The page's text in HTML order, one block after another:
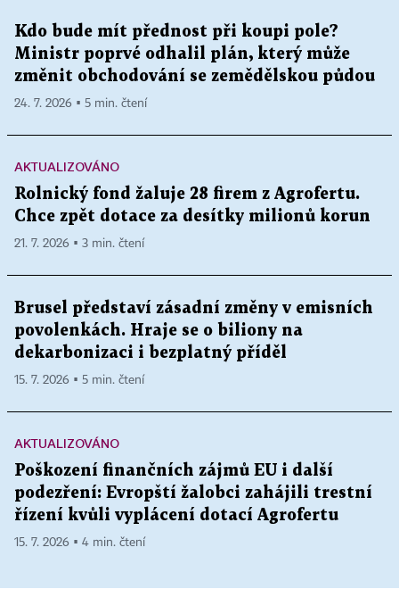
Kdo bude mít přednost při koupi pole?
Ministr poprvé odhalil plán, který může
změnit obchodování se zemědělskou půdou
24. 7. 2026 ▪ 5 min. čtení
AKTUALIZOVÁNO
Rolnický fond žaluje 28 firem z Agrofertu.
Chce zpět dotace za desítky milionů korun
21. 7. 2026 ▪ 3 min. čtení
Brusel představí zásadní změny v emisních
povolenkách. Hraje se o biliony na
dekarbonizaci i bezplatný příděl
15. 7. 2026 ▪ 5 min. čtení
AKTUALIZOVÁNO
Poškození finančních zájmů EU i další
podezření: Evropští žalobci zahájili trestní
řízení kvůli vyplácení dotací Agrofertu
15. 7. 2026 ▪ 4 min. čtení